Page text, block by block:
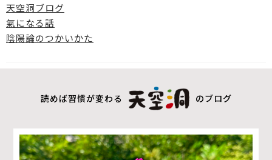
天空洞ブログ
氣になる話
陰陽論のつかいかた
読めば習慣が変わる のブログ